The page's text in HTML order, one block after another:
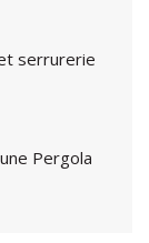
serrurerie
Pergola